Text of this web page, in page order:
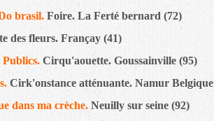
brasil. Foire. La Ferté bernard (72)
des fleurs. Françay (41)
Publics. Cirqu'aouette. Goussainville (95)
Cirk'onstance atténuante. Namur Belgique
dans ma crèche. Neuilly sur seine (92)